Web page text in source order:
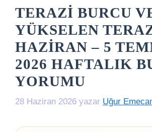
TERAZI BURCU
YÜKSELEN
HAZIRAN – 5
2026 HAFTALIK
YORUMU
28 Haziran 2026 yazar Uğur